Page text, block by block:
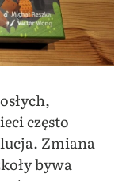
często
Zmiana
bywa